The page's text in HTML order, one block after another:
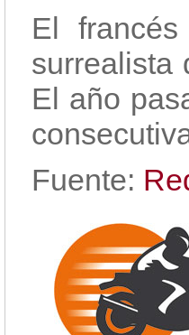
El
surrealista
El año
Fuente: